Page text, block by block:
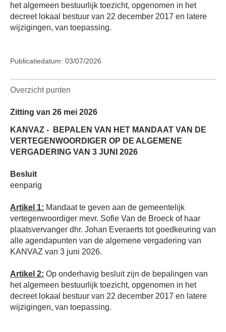
het algemeen bestuurlijk toezicht, opgenomen in het
decreet lokaal bestuur van 22 december 2017 en latere
wijzigingen, van toepassing.
Publicatiedatum: 03/07/2026
Overzicht punten
Zitting van 26 mei 2026
KANVAZ -
BEPALEN VAN HET MANDAAT VAN DE
VERTEGENWOORDIGER OP DE ALGEMENE
VERGADERING VAN 3 JUNI 2026
Besluit
eenparig
Artikel 1: Mandaat te geven aan de gemeentelijk
vertegenwoordiger mevr. Sofie Van de Broeck of haar
plaatsvervanger dhr. Johan Everaerts tot goedkeuring van
alle agendapunten van de algemene vergadering van
KANVAZ van 3 juni 2026.
Artikel 2: Op onderhavig besluit zijn de bepalingen van
het algemeen bestuurlijk toezicht, opgenomen in het
decreet lokaal bestuur van 22 december 2017 en latere
wijzigingen, van toepassing.